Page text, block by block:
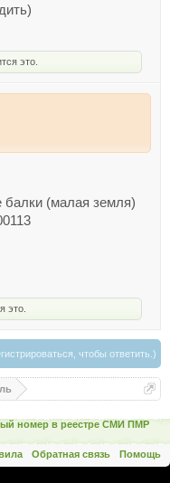
permali
это.
балки (малая земля)
это.
чтобы ответить.)
номер в реестре СМИ ПМР
Обратная связь Помощь